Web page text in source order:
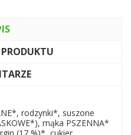
rodzynki*, suszone
mąka PSZENNA*